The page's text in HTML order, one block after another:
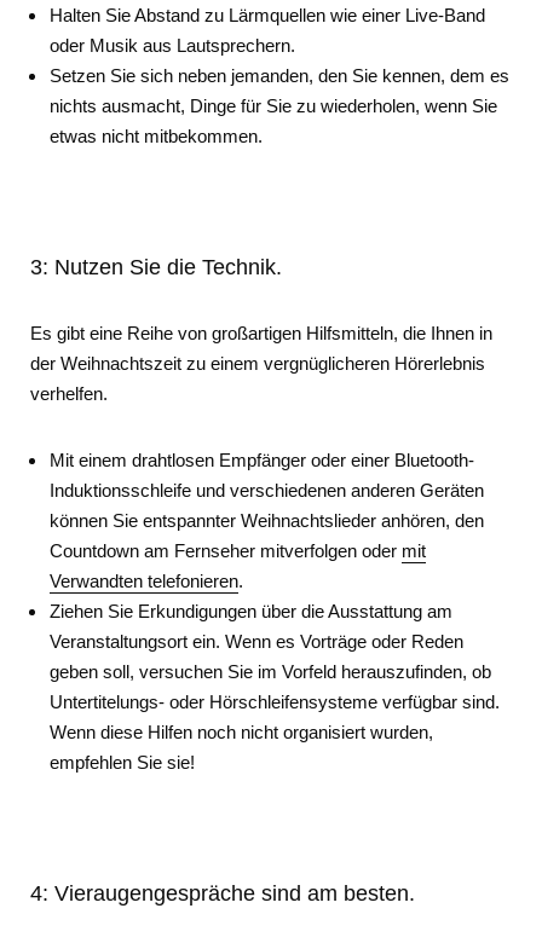
Halten Sie Abstand zu Lärmquellen wie einer Live-Band
oder Musik aus Lautsprechern.
Setzen Sie sich neben jemanden, den Sie kennen, dem es
nichts ausmacht, Dinge für Sie zu wiederholen, wenn Sie
etwas nicht mitbekommen.
3: Nutzen Sie die Technik.
Es gibt eine Reihe von großartigen Hilfsmitteln, die Ihnen in
der Weihnachtszeit zu einem vergnüglicheren Hörerlebnis
verhelfen.
Mit einem drahtlosen Empfänger oder einer Bluetooth-
Induktionsschleife und verschiedenen anderen Geräten
können Sie entspannter Weihnachtslieder anhören, den
Countdown am Fernseher mitverfolgen oder mit
Verwandten telefonieren.
Ziehen Sie Erkundigungen über die Ausstattung am
Veranstaltungsort ein. Wenn es Vorträge oder Reden
geben soll, versuchen Sie im Vorfeld herauszufinden, ob
Untertitelungs- oder Hörschleifensysteme verfügbar sind.
Wenn diese Hilfen noch nicht organisiert wurden,
empfehlen Sie sie!
4: Vieraugengespräche sind am besten.